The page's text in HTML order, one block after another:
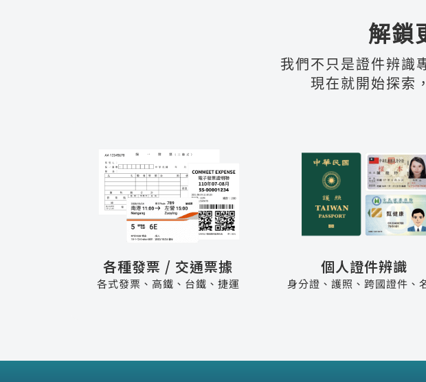
解鎖
我們不只是證件辨識
現在就開始探索
各種發票 / 交通票據
各式發票、高鐵、台鐵、捷運
個人證件辨識
身分證、護照、跨國證件、